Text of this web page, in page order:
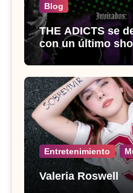
Blog
THE ADICTS se
con un último
Entretenimiento
Valeria Roswell